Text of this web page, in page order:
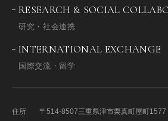
RESEARCH & SOCIAL
研究・社会連携
INTERNATIONAL EXCHANGE
国際交流・留学
住所 〒514-8507三重県津市栗真町屋町1577